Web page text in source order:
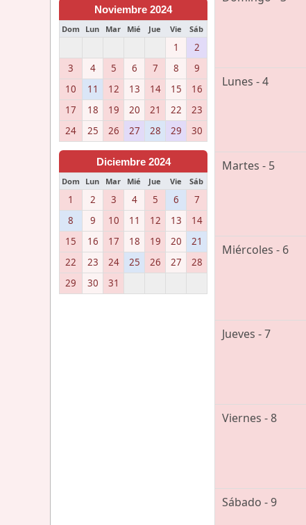
Noviembre 2024
Dom Lun Mar Mié Jue Vie Sáb
1
2
3
4 5 6 7 8
9
10
11 12 13 14 15
16
17
18 19 20 21 22
23
24
25 26 27 28 29 30
Diciembre 2024
Dom Lun Mar Mié Jue Vie Sáb
1 2 3 4 5 6
7
8
9 10 11 12 13
14
15
16 17 18 19 20
21
22
23 24 25 26 27
28
29
30 31
Lunes - 4
Martes - 5
Miércoles - 6
Jueves - 7
Viernes - 8
Sábado - 9